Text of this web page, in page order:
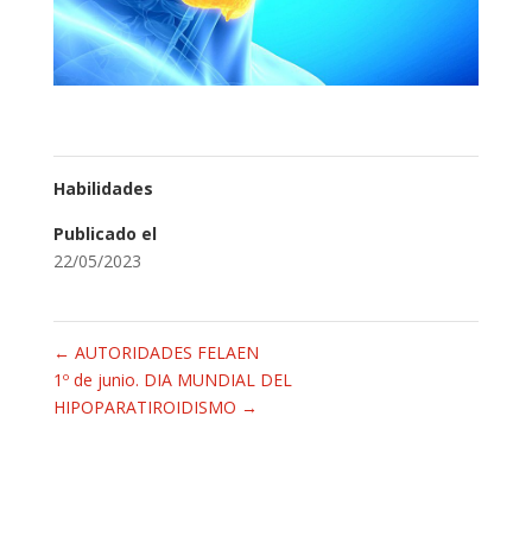
Habilidades
Publicado el
22/05/2023
← AUTORIDADES FELAEN
1º de junio. DIA MUNDIAL DEL
HIPOPARATIROIDISMO →